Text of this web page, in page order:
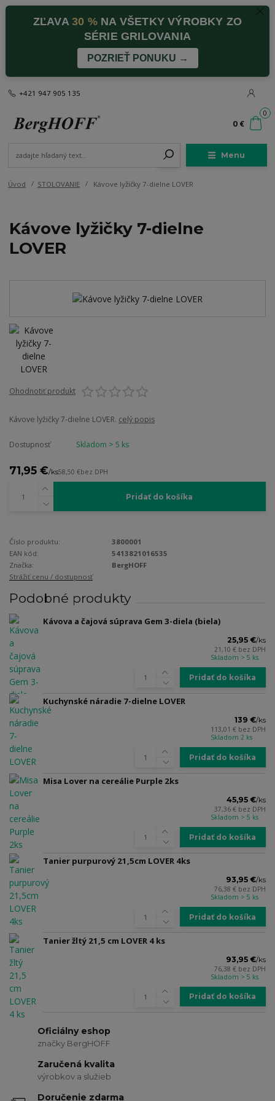
ZĽAVA30 %NA VŠETKY VÝROBKY ZO
SÉRIE GRILOVANIA
POZRIEŤ PONUKU →
Menu
+421 947 905 135
0
0 €
Úvod STOLOVANIE Kávove lyžičky 7-dielne LOVER
Kávove lyžičky 7-dielne
LOVER
Ohodnotiť produkt
Kávove lyžičky 7-dielne LOVER. celý popis
Dostupnosť Skladom > 5 ks
71,95 €/ks58,50 €bez DPH
Pridať do košíka
Číslo produktu:
3800001
EAN kód:
5413821016535
Značka:
BergHOFF
Strážiť cenu / dostupnosť
Podobné produkty
Kávova a čajová súprava Gem 3-diela (biela)
25,95 €/ks
21,10 € bez DPH
Skladom > 5 ks
Pridať do košíka
Kuchynské náradie 7-dielne LOVER
139 €/ks
113,01 € bez DPH
Skladom 2 ks
Pridať do košíka
Misa Lover na cereálie Purple 2ks
45,95 €/ks
37,36 € bez DPH
Skladom > 5 ks
Pridať do košíka
Tanier purpurový 21,5cm LOVER 4ks
93,95 €/ks
76,38 € bez DPH
Skladom > 5 ks
Pridať do košíka
Tanier žltý 21,5 cm LOVER 4 ks
93,95 €/ks
76,38 € bez DPH
Skladom > 5 ks
Pridať do košíka
Oficiálny eshop
značky BergHOFF
Zaručená kvalita
výrobkov a služieb
Doručenie zdarma